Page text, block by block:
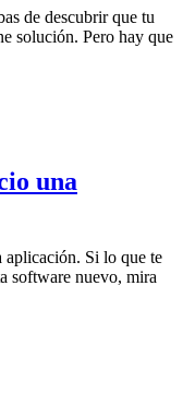
de descubrir que tu
solución. Pero hay que
una
aplicación. Si lo que te
software nuevo, mira